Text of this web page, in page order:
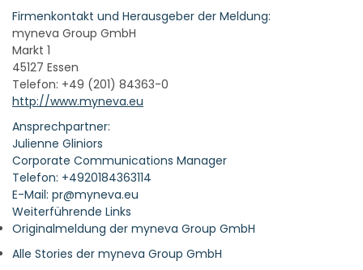
Firmenkontakt und Herausgeber der Meldung:
myneva Group GmbH
Markt 1
45127 Essen
Telefon: +49 (201) 84363-0
http://www.myneva.eu
Ansprechpartner:
Julienne Gliniors
Corporate Communications Manager
Telefon: +4920184363114
E-Mail: pr@myneva.eu
Weiterführende Links
Originalmeldung der myneva Group GmbH
Alle Stories der myneva Group GmbH